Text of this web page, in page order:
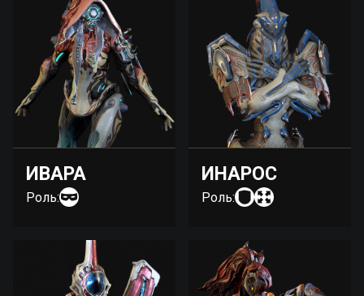
ИВАРА
Роль:
ИНАРОС
Роль: